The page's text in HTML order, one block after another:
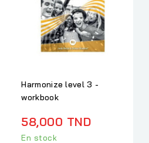
Harmonize level 3 -
workbook
58,000 TND
En stock